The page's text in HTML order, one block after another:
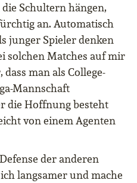
Schultern hängen,
an. Automatisch
junger Spieler denken
solchen Matches auf mir
man als College-
Mannschaft
die Hoffnung besteht
von einem Agenten
der anderen
langsamer und mache